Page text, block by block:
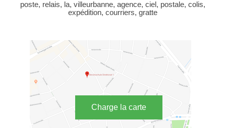
poste, relais, la, villeurbanne, agence, ciel, postale, colis,
expédition, courriers, gratte
Charge la carte